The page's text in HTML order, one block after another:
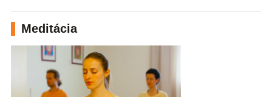
Meditácia